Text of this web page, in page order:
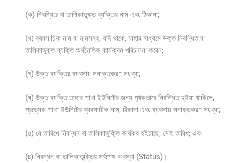
(ক) নিবন্ধিত বা তালিকাভুক্ত ব্যক্তির নাম এবং ঠিকানা;
(খ) ব্যবসায়িক নাম বা নামসমূহ, যদি থাকে, যাহার মাধ্যমে উক্ত নিবন্ধিত বা
তালিকাভুক্ত ব্যক্তি অর্থনৈতিক কার্যক্রম পরিচালনা করেন;
(গ) উক্ত ব্যক্তির ব্যবসায় সনাক্তকরণ সংখ্যা;
(ঘ) উক্ত ব্যক্তি তাহার শাখা ইউনিটের জন্য পৃথকভাবে নিবন্ধিত হইয়া থাকিলে,
প্রত্যেক শাখা ইউনিটের ব্যবসায়িক নাম, ঠিকানা এবং ব্যবসায় সনাক্তকরণ সংখ্যা;
(ঙ) যে তারিখে নিবন্ধন বা তালিকাভুক্তি কার্যকর হইয়াছে, সেই তারিখ; এবং
(চ) নিবন্ধন বা তালিকাভুক্তির সর্বশেষ অবস্থা (Status)।